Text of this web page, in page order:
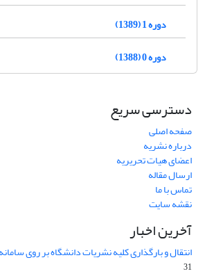
دوره 1 (1389)
دوره 0 (1388)
دسترسی سریع
صفحه اصلی
درباره نشریه
اعضای هیات تحریریه
ارسال مقاله
تماس با ما
نقشه سایت
آخرین اخبار
انتقال و بارگذاری کلیه نشریات دانشگاه بر روی
31